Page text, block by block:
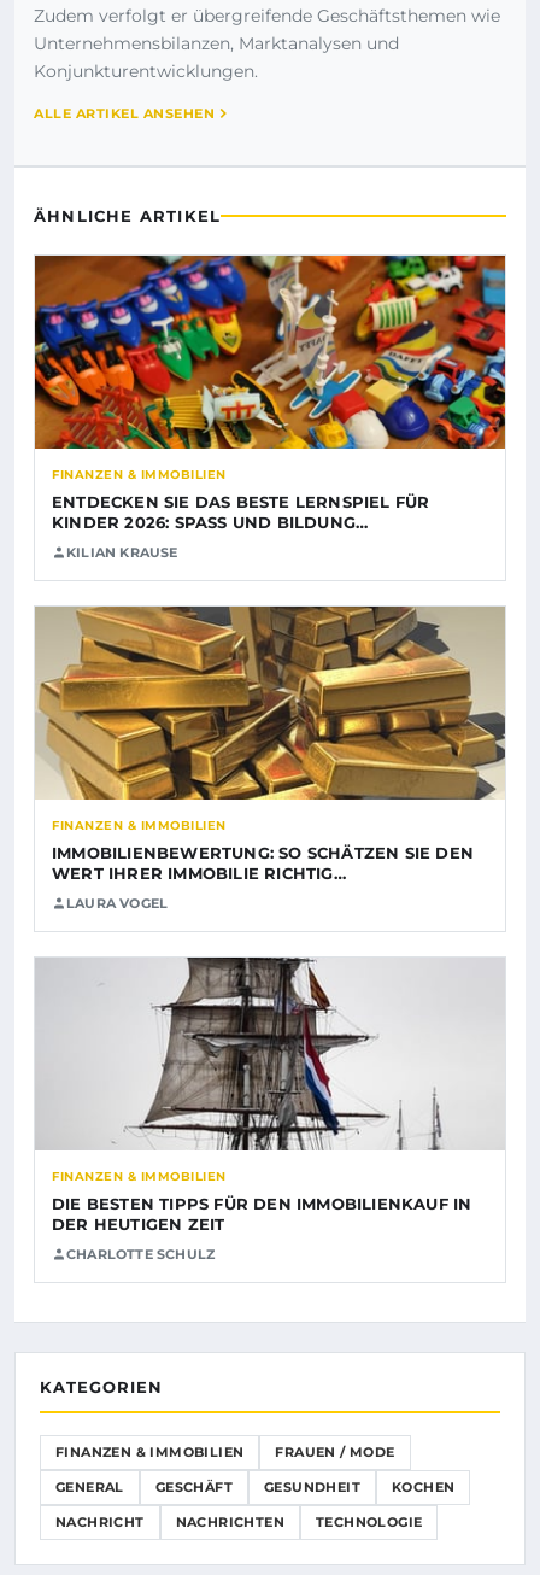
Zudem verfolgt er übergreifende Geschäftsthemen wie
Unternehmensbilanzen, Marktanalysen und
Konjunkturentwicklungen.
ALLE ARTIKEL ANSEHEN
ÄHNLICHE ARTIKEL
FINANZEN & IMMOBILIEN
ENTDECKEN SIE DAS BESTE LERNSPIEL FÜR
KINDER 2026: SPASS UND BILDUNG…
KILIAN KRAUSE
FINANZEN & IMMOBILIEN
IMMOBILIENBEWERTUNG: SO SCHÄTZEN SIE DEN
WERT IHRER IMMOBILIE RICHTIG…
LAURA VOGEL
FINANZEN & IMMOBILIEN
DIE BESTEN TIPPS FÜR DEN IMMOBILIENKAUF IN
DER HEUTIGEN ZEIT
CHARLOTTE SCHULZ
KATEGORIEN
FINANZEN & IMMOBILIEN FRAUEN / MODE
GENERAL GESCHÄFT GESUNDHEIT KOCHEN
NACHRICHT NACHRICHTEN TECHNOLOGIE